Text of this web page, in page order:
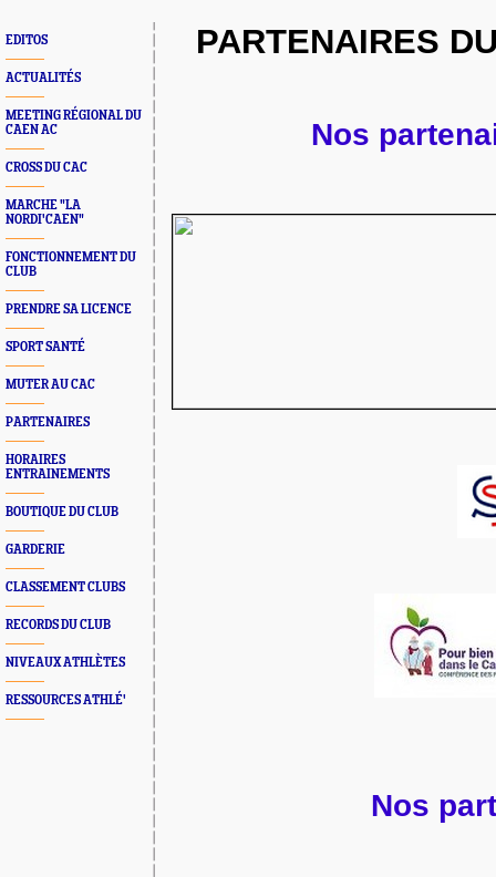
EDITOS
ACTUALITÉS
MEETING RÉGIONAL DU
CAEN AC
CROSS DU CAC
MARCHE "LA
NORDI'CAEN"
FONCTIONNEMENT DU
CLUB
PRENDRE SA LICENCE
SPORT SANTÉ
MUTER AU CAC
PARTENAIRES
HORAIRES
ENTRAINEMENTS
BOUTIQUE DU CLUB
GARDERIE
CLASSEMENT CLUBS
RECORDS DU CLUB
NIVEAUX ATHLÈTES
RESSOURCES ATHLÉ'
PARTENAIRES
Nos
Nos